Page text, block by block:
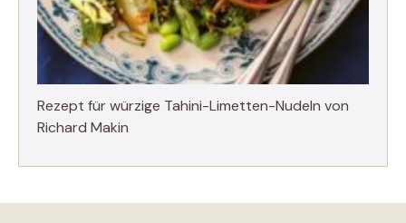
Rezept für würzige Tahini-Limetten-Nudeln von
Richard Makin